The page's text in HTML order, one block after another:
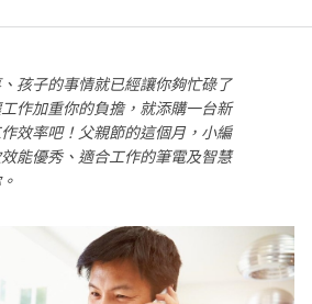
孩子的事情就已經讓你夠忙碌了
作加重你的負擔，就添購一台新
效率吧！父親節的這個月，小編
能優秀、適合工作的筆電及智慧